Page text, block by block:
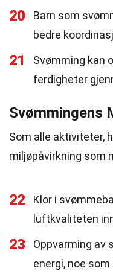
20
Barn som
bedre
21
Svømming kan
ferdigheter
Svømmingens
Som alle aktiviteter,
miljøpåvirkning som
22
Klor i
luftkvaliteten
23
Oppvarming av
energi, noe